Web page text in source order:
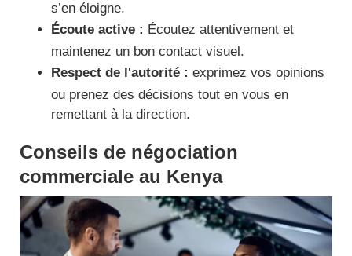
s’en éloigne.
Écoute active : Écoutez attentivement et
maintenez un bon contact visuel.
Respect de l'autorité : exprimez vos opinions
ou prenez des décisions tout en vous en
remettant à la direction.
Conseils de négociation
commerciale au Kenya